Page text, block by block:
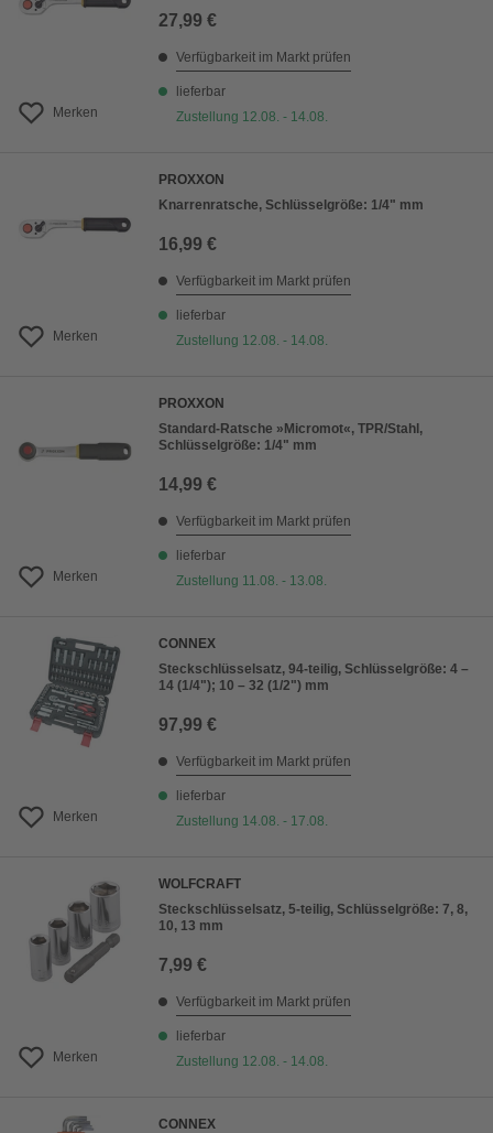
Merken
27,99 €
Verfügbarkeit im Markt prüfen
lieferbar
Zustellung 12.08. - 14.08.
Merken
PROXXON
Knarrenratsche, Schlüsselgröße: 1/4" mm
16,99 €
Verfügbarkeit im Markt prüfen
lieferbar
Zustellung 12.08. - 14.08.
Merken
PROXXON
Standard-Ratsche »Micromot«, TPR/Stahl,
Schlüsselgröße: 1/4" mm
14,99 €
Verfügbarkeit im Markt prüfen
lieferbar
Zustellung 11.08. - 13.08.
Merken
CONNEX
Steckschlüsselsatz, 94-teilig, Schlüsselgröße: 4 –
14 (1/4"); 10 – 32 (1/2") mm
97,99 €
Verfügbarkeit im Markt prüfen
lieferbar
Zustellung 14.08. - 17.08.
Merken
WOLFCRAFT
Steckschlüsselsatz, 5-teilig, Schlüsselgröße: 7, 8,
10, 13 mm
7,99 €
Verfügbarkeit im Markt prüfen
lieferbar
Zustellung 12.08. - 14.08.
CONNEX